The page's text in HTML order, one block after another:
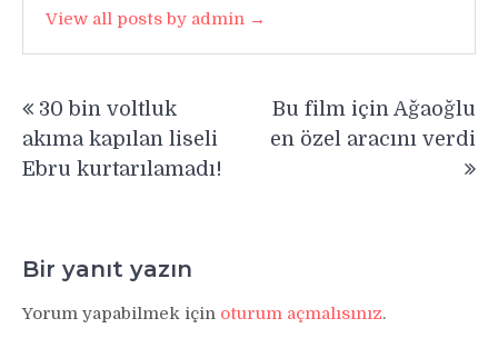
View all posts by admin →
gezinmesi
30 bin voltluk
akıma kapılan liseli
Ebru kurtarılamadı!
Bu film için Ağaoğlu
en özel aracını verdi
Bir yanıt yazın
Yorum yapabilmek için oturum açmalısınız.